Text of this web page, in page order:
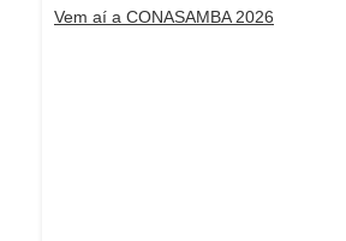
Vem aí a CONASAMBA 2026